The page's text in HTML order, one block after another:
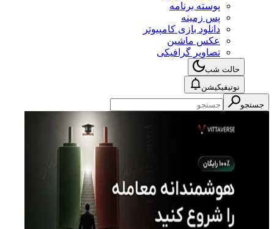
پوسته برنامه
پس زمینه
دانلود بازی کامپیوتر
عکس ماشین
تصاویر گرافیکی
حالت شب
نوتیفیکیشن
جستجو